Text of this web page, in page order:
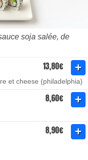
soja salée, de
13,80€
et cheese (philadelphia)
8,60€
8,90€